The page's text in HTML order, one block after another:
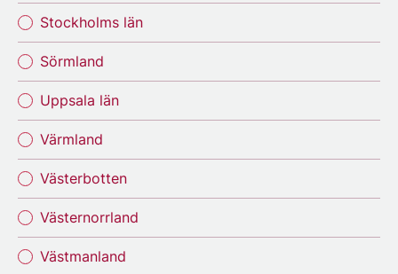
Stockholms län
Sörmland
Uppsala län
Värmland
Västerbotten
Västernorrland
Västmanland